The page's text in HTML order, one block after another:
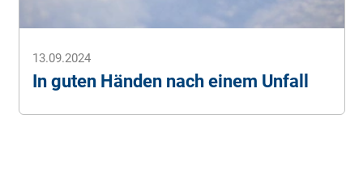
13.09.2024
In guten Händen nach einem Unfall